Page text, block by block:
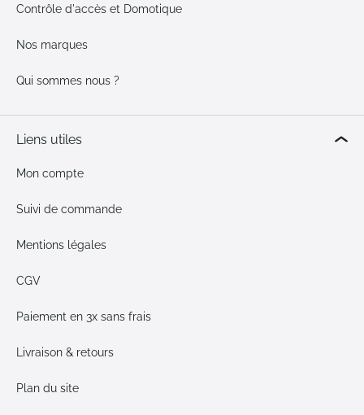
Contrôle d'accès et Domotique
Nos marques
Qui sommes nous ?
Liens utiles
Mon compte
Suivi de commande
Mentions légales
CGV
Paiement en 3x sans frais
Livraison & retours
Plan du site